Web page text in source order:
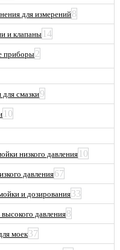
для измерений8
и клапаны 14
приборы2
смазки9
10
низкого давления 10
давления67
и дозирования33
давления8
моек37